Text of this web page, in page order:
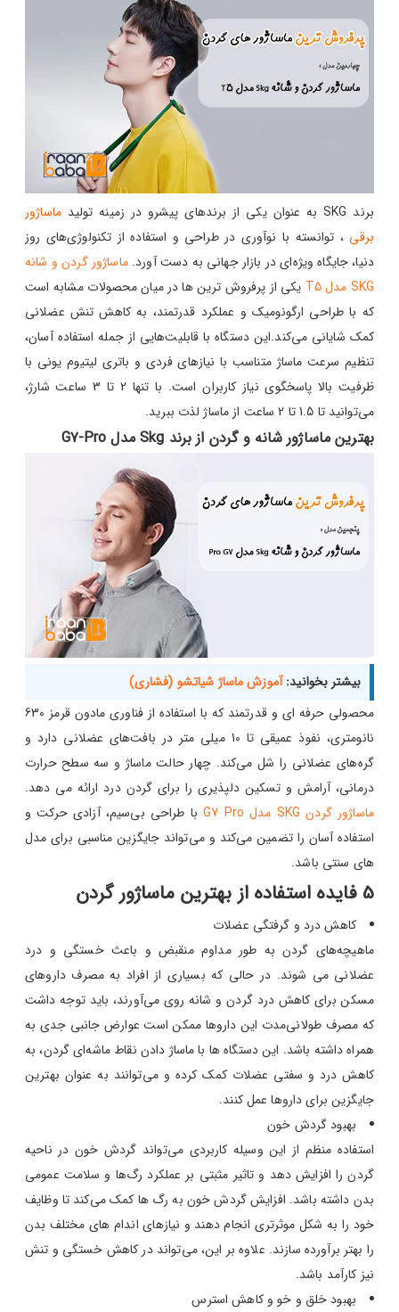
برند SKG به عنوان یکی از برندهای پیشرو در زمینه تولید
ماساژور
برقی ، توانسته با نوآوری در طراحی و استفاده از تکنولوژی‌های روز
دنیا، جایگاه ویژه‌ای در بازار جهانی به دست آورد.ماساژور گردن و شانه
SKG مدل T5
یکی از پرفروش ترین ها در میان محصولات مشابه است
که با طراحی ارگونومیک و عملکرد قدرتمند، به کاهش تنش عضلانی
کمک شایانی می‌کند.این دستگاه با قابلیت‌هایی از جمله استفاده آسان،
تنظیم سرعت ماساژ متناسب با نیازهای فردی و باتری لیتیوم یونی با
ظرفیت بالا پاسخگوی نیاز کاربران است. با تنها 2 تا 3 ساعت شارژ،
می‌توانید تا 1.5 تا 2 ساعت از ماساژ لذت ببرید.
بهترین ماساژور شانه و گردن از برند Skg مدل G7-Pro
بیشتر بخوانید:آموزش ماساژ شیاتشو (فشاری)
محصولی حرفه ای و قدرتمند که با استفاده از فناوری مادون قرمز 630
نانومتری، نفوذ عمیقی تا 10 میلی متر در بافت‌های عضلانی دارد و
گره‌های عضلانی را شل می‌کند. چهار حالت ماساژ و سه سطح حرارت
درمانی، آرامش و تسکین دلپذیری را برای گردن درد ارائه می دهد.
ماساژور گردن SKG مدل G7 Pro
با طراحی بی‌سیم، آزادی حرکت و
استفاده آسان را تضمین می‌کند و می‌تواند جایگزین مناسبی برای مدل
های سنتی باشد.
5 فایده استفاده از بهترین ماساژور گردن
کاهش درد و گرفتگی عضلات
ماهیچه‌های گردن به طور مداوم منقبض و باعث خستگی و درد
عضلانی می شوند. در حالی که بسیاری از افراد به مصرف داروهای
مسکن برای کاهش درد گردن و شانه روی می‌آورند، باید توجه داشت
که مصرف طولانی‌مدت این داروها ممکن است عوارض جانبی جدی به
همراه داشته باشد. این دستگاه ها با ماساژ دادن نقاط ماشه‌ای گردن، به
کاهش درد و سفتی عضلات کمک کرده و می‌توانند به عنوان بهترین
جایگزین برای داروها عمل کنند.
بهبود گردش خون
استفاده منظم از این وسیله کاربردی می‌تواند گردش خون در ناحیه
گردن را افزایش دهد و تاثیر مثبتی بر عملکرد رگ‌ها و سلامت عمومی
بدن داشته باشد. افزایش گردش خون به رگ ها کمک می‌کند تا وظایف
خود را به شکل موثرتری انجام دهند و نیازهای اندام های مختلف بدن
را بهتر برآورده سازند. علاوه بر این، می‌تواند در کاهش خستگی و تنش
نیز کارآمد باشد.
بهبود خلق و خو و کاهش استرس